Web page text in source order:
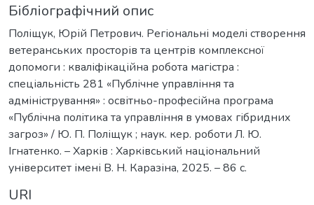
Бібліографічний опис
Поліщук, Юрій Петрович. Регіональні моделі створення
ветеранських просторів та центрів комплексної
допомоги : кваліфікаційна робота магістра :
спеціальність 281 «Публічне управління та
адміністрування» : освітньо-професійна програма
«Публічна політика та управління в умовах гібридних
загроз» / Ю. П. Поліщук ; наук. кер. роботи Л. Ю.
Ігнатенко. – Харків : Харківський національний
університет імені В. Н. Каразіна, 2025. – 86 с.
URI